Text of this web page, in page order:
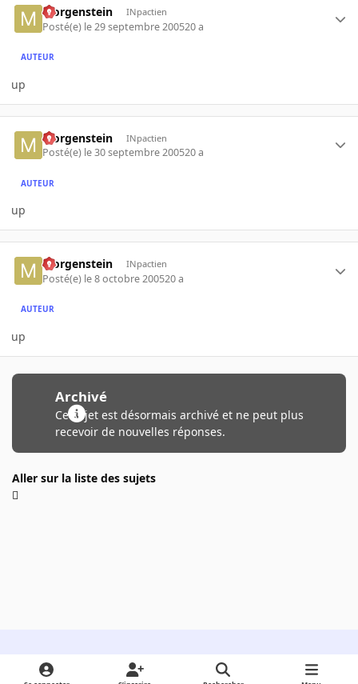
Morgenstein INpactien
Posté(e) le 29 septembre 200520 a
AUTEUR
up
Morgenstein INpactien
Posté(e) le 30 septembre 200520 a
AUTEUR
up
Morgenstein INpactien
Posté(e) le 8 octobre 200520 a
AUTEUR
up
Archivé
Ce sujet est désormais archivé et ne peut plus
recevoir de nouvelles réponses.
Aller sur la liste des sujets
Light ModeDark ModeSystem Preference